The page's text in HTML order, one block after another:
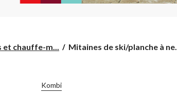
chauffe-m...
Mitaines
Mitaines de ski/planche à ne...
Kombi